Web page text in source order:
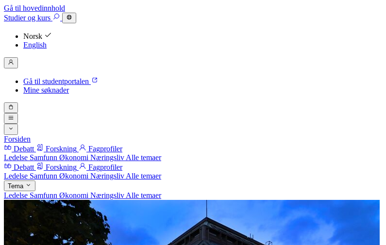
Gå til hovedinnhold
Studierog kurs
Norsk
English
Gå til studentportalen
Mine søknader
Forsiden
Debatt
Forskning
Fagprofiler
Ledelse Samfunn Økonomi Næringsliv Alle temaer
Debatt
Forskning
Fagprofiler
Ledelse Samfunn Økonomi Næringsliv Alle temaer
Tema
Ledelse Samfunn Økonomi Næringsliv Alle temaer